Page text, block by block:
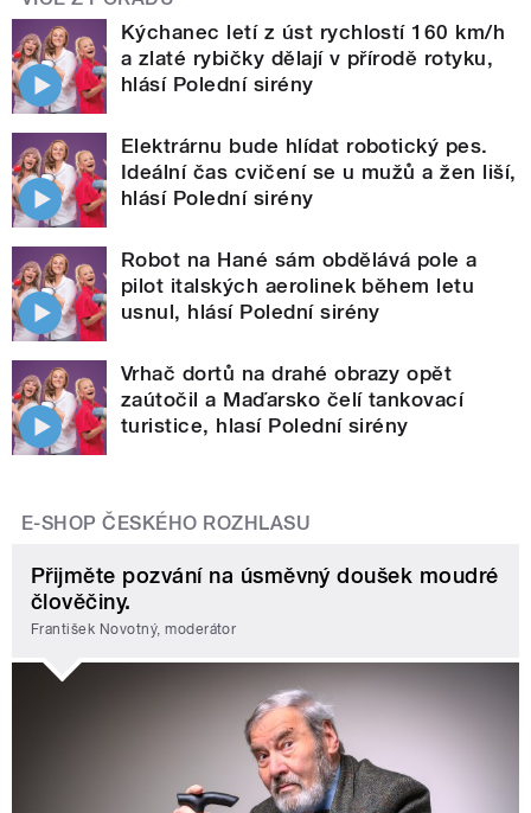
Kýchanec letí z úst rychlostí 160 km/h
a zlaté rybičky dělají v přírodě rotyku,
hlásí Polední sirény
Elektrárnu bude hlídat robotický pes.
Ideální čas cvičení se u mužů a žen liší,
hlásí Polední sirény
Robot na Hané sám obdělává pole a
pilot italských aerolinek během letu
usnul, hlásí Polední sirény
Vrhač dortů na drahé obrazy opět
zaútočil a Maďarsko čelí tankovací
turistice, hlasí Polední sirény
E-SHOP ČESKÉHO ROZHLASU
Přijměte pozvání na úsměvný doušek moudré
člověčiny.
František Novotný, moderátor